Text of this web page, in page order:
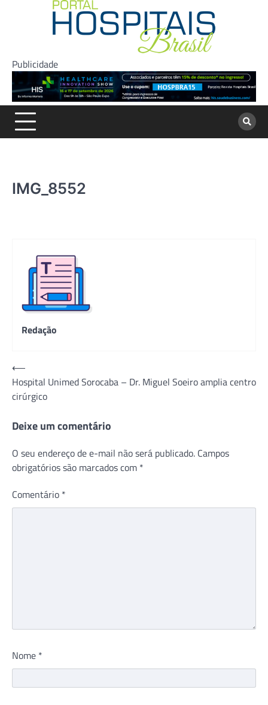
Publicidade
IMG_8552
Redação
Navegação
de
Post
⟵
Hospital Unimed Sorocaba – Dr. Miguel Soeiro amplia centro
cirúrgico
Deixe um comentário
O seu endereço de e-mail não será publicado. Campos
obrigatórios são marcados com *
Comentário *
Nome *